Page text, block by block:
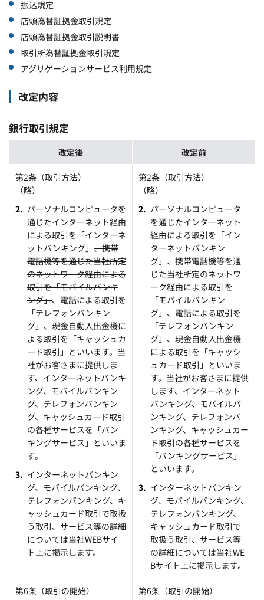
振込規定
店頭為替証拠金取引規定
店頭為替証拠金取引説明書
取引所為替証拠金取引規定
アグリゲーションサービス利用規定
改定内容
銀行取引規定
改定後 改定前
第2条（取引方法）
（略）
パーソナルコンピュータを
通じたインターネット経由
による取引を「インターネ
ットバンキング」 、携帯
電話機等を通じた当社所定
のネットワーク経由による
取引を「モバイルバンキ
ング」、電話による取引を
「テレフォンバンキン
グ」、現金自動入出金機に
よる取引を「キャッシュカ
ード取引」といいます。当
社がお客さまに提供しま
す、インターネットバンキ
ング、モバイルバンキン
グ、テレフォンバンキン
グ、キャッシュカード取引
の各種サービスを「バン
キングサービス」といいま
す。
インターネットバンキン
グ、モバイルバンキング、
テレフォンバンキング、キ
ャッシュカード取引で取扱
う取引、サービス等の詳細
については当社WEBサイ
ト上に掲示します。
第2条（取引方法）
（略）
パーソナルコンピュータ
を通じたインターネット
経由による取引を「イン
ターネットバンキン
グ」、携帯電話機等を通
じた当社所定のネットワ
ーク経由による取引を
「モバイルバンキン
グ」、電話による取引を
「テレフォンバンキン
グ」、現金自動入出金機
による取引を「キャッシ
ュカード取引」といいま
す。当社がお客さまに提供
します、インターネット
バンキング、モバイルバ
ンキング、テレフォンバ
ンキング、キャッシュカー
ド取引の各種サービスを
「バンキングサービス」
といいます。
インターネットバンキン
グ、モバイルバンキング、
テレフォンバンキング、
キャッシュカード取引で
取扱う取引、サービス等
の詳細については当社WE
Bサイト上に掲示します。
第6条（取引の開始）
第6条（取引の開始）